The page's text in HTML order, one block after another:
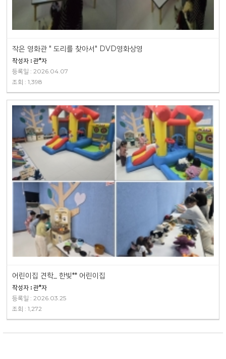
작은 영화관 " 도리를 찾아서" DVD영화상영
작성자 : 관*자
등록일 : 2026.04.07
조회 : 1,398
어린이집 견학_ 한빛** 어린이집
작성자 : 관*자
등록일 : 2026.03.25
조회 : 1,272